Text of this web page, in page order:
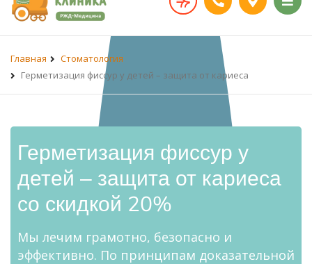
Главная
Стоматология
Герметизация фиссур у детей – защита от кариеса
Герметизация фиссур у
детей – защита от кариеса
со скидкой 20%
Мы лечим грамотно, безопасно и
эффективно. По принципам доказательной